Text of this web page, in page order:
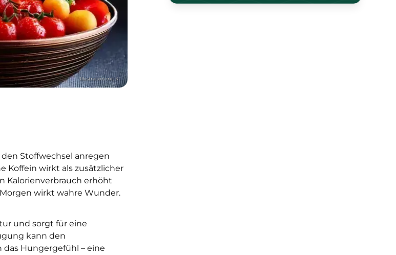
Stoffwechsel anregen
Koffein wirkt als zusätzlicher
Kalorienverbrauch erhöht
wirkt wahre Wunder.
und sorgt für eine
kann den
Hungergefühl – eine